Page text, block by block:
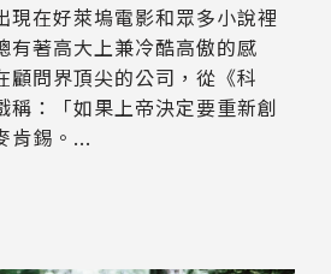
現在好萊塢電影和眾多小說裡
有著高大上兼冷酷高傲的感
顧問界頂尖的公司，從《科
稱：「如果上帝決定要重新創
肯錫。...